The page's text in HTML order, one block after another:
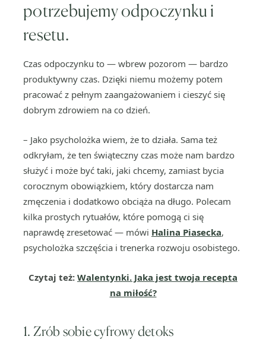
potrzebujemy odpoczynku i
resetu.
Czas odpoczynku to — wbrew pozorom — bardzo
produktywny czas. Dzięki niemu możemy potem
pracować z pełnym zaangażowaniem i cieszyć się
dobrym zdrowiem na co dzień.
– Jako psycholożka wiem, że to działa. Sama też
odkryłam, że ten świąteczny czas może nam bardzo
służyć i może być taki, jaki chcemy, zamiast bycia
corocznym obowiązkiem, który dostarcza nam
zmęczenia i dodatkowo obciąża na długo. Polecam
kilka prostych rytuałów, które pomogą ci się
naprawdę zresetować — mówi Halina Piasecka,
psycholożka szczęścia i trenerka rozwoju osobistego.
Czytaj też: Walentynki. Jaka jest twoja recepta
na miłość?
1. Zrób sobie cyfrowy detoks